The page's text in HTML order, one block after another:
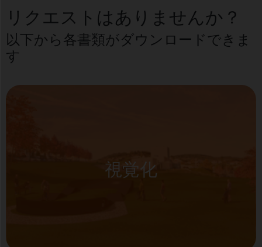
リクエストはありませんか？
以下から各書類がダウンロードできま
す
視覚化